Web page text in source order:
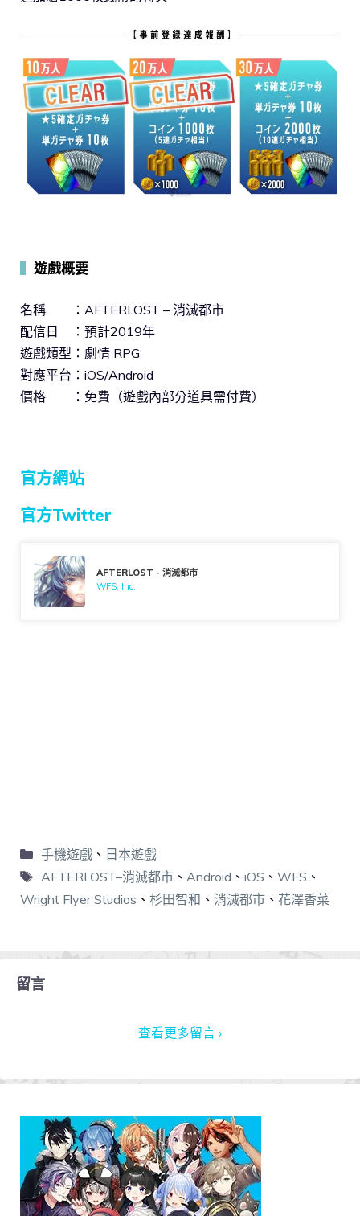
遊戲概要
名稱 ：AFTERLOST – 消滅都市
配信日 ：預計2019年
遊戲類型：劇情 RPG
對應平台：iOS/Android
價格 ：免費（遊戲內部分道具需付費）
官方網站
官方Twitter
AFTERLOST - 消滅都市
WFS, Inc.
手機遊戲、 日本遊戲
AFTERLOST–消滅都市、 Android 、 iOS 、 WFS 、
Wright Flyer Studios 、 杉田智和 、 消滅都市 、 花澤香菜
留言
查看更多留言 ›